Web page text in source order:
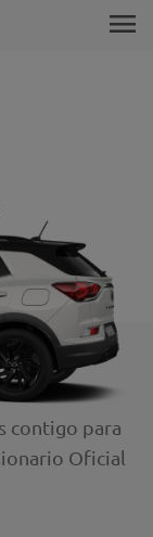
menu
contigo para
Oficial